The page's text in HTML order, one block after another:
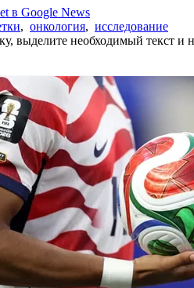
в Google News
, онкология, исследование
выделите необходимый текст и